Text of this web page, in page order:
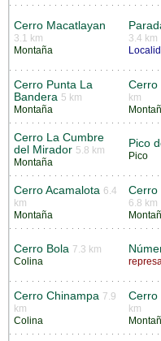
Cerro Macatlayan
3.1 km
Montaña
3.4 km
Cerro Punta La
Bandera 5 km
Montaña
Cerro
km
Cerro La Cumbre
del Mirador 5.8 km
Montaña
Pico
Pico
Cerro Acamalota 6.4
km
Montaña
Cerro
6.8 km
Cerro Bola 7.3 km
Colina
represa
Cerro Chinampa 7.9
km
Colina
Cerro
km